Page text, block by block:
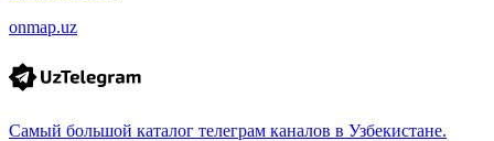
onmap.uz
Самый большой каталог телеграм каналов в Узбекистане.